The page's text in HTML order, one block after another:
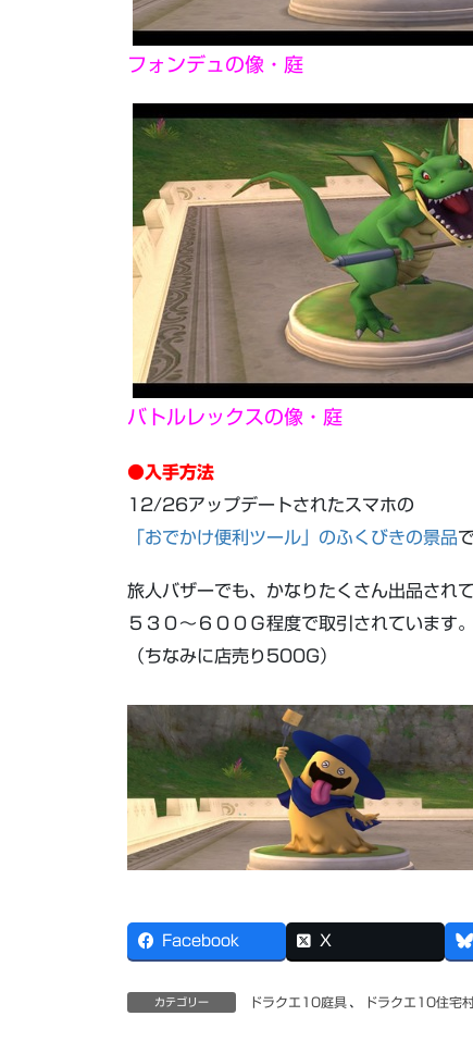
フォンデュの像・庭
バトルレックスの像・庭
●入手方法
12/26アップデートされたスマホの
「おでかけ便利ツール」のふくびきの景品
旅人バザーでも、かなりたくさん出品されて
５３０～６００Ｇ程度で取引されています。
（ちなみに店売り500G）
Facebook X
カテゴリー ドラクエ10庭具 、 ドラクエ10住宅